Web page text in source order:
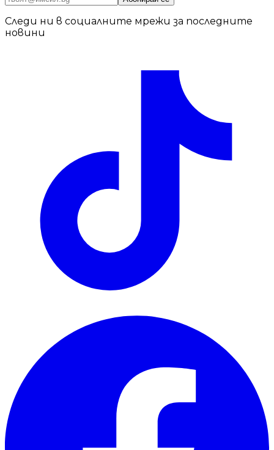
Следи ни в социалните мрежи за последните
новини